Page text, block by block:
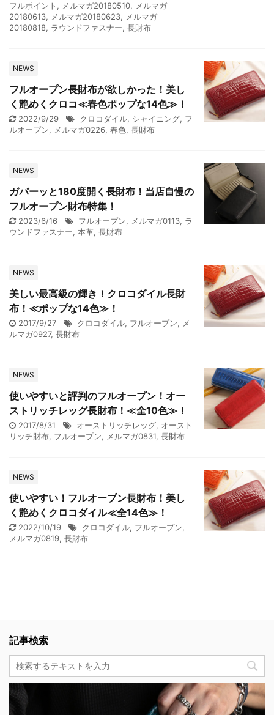
フルポイント , メルマガ20180510, メルマガ
20180613, メルマガ20180623, メルマガ
20180818, ラウンドファスナー, 長財布
NEWS
フルオープン長財布が欲しかった！美し
く艶めくクロコ≪春色ポップな14色≫！
2022/9/29 クロコダイル, シャイニング, フ
ルオープン, メルマガ0226, 春色, 長財布
NEWS
ガバーッと180度開く長財布！当店自慢の
フルオープン財布特集！
2023/6/16 フルオープン, メルマガ0113, ラ
ウンドファスナー, 本革, 長財布
NEWS
美しい最高級の輝き！クロコダイル長財
布！≪ポップな14色≫！
2017/9/27 クロコダイル, フルオープン, メ
ルマガ0927, 長財布
NEWS
使いやすいと評判のフルオープン！オー
ストリッチレッグ長財布！≪全10色≫！
2017/8/31 オーストリッチレッグ, オースト
リッチ財布, フルオープン, メルマガ0831, 長財布
NEWS
使いやすい！フルオープン長財布！美し
く艶めくクロコダイル≪全14色≫！
2022/10/19 クロコダイル, フルオープン,
メルマガ0819, 長財布
記事検索